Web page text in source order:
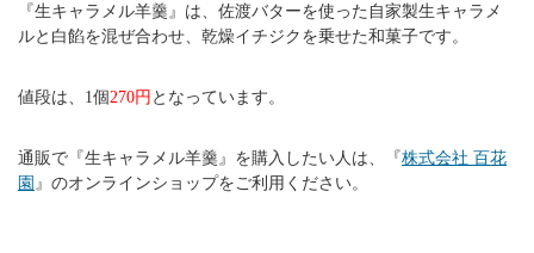
『生キャラメル羊羹』は、佐渡バターを使った自家製生キャラメ
ルと白餡を混ぜ合わせ、乾燥イチジクを乗せた和菓子です。
値段は、1個 270円 となっています。
通販で『生キャラメル羊羹』を購入したい人は、『株式会社 百花
園 』のオンラインショップをご利用ください。